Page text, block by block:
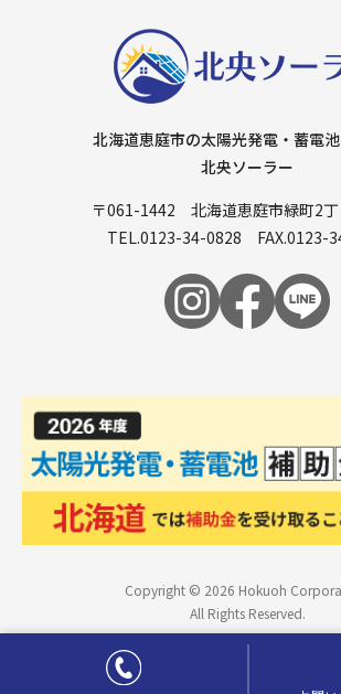
北海道恵庭市の太陽光発電・蓄電
北央ソーラー
〒061-1442 北海道恵庭市緑町2丁
TEL.0123-34-0828 FAX.0123-
Copyright © 2026 Hokuoh
All Rights Reserved.